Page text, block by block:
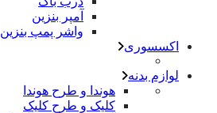
آمپر بنزین
واشر پمپ بنزین
اکسسوری
لوازم بدنه
هوندا و طرح هوندا
کلیک و طرح کلیک